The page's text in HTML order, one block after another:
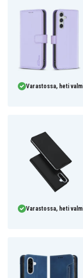
Varastossa, heti
Varastossa, heti